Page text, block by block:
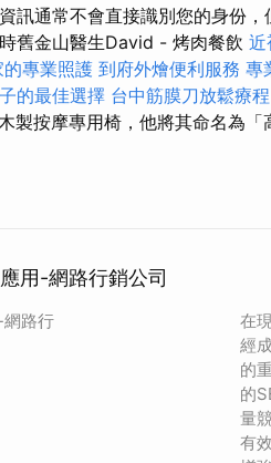
訊通常不會直接識別您的身份
舊金山醫生David - 烤肉餐飲 近
專業照護 到府外燴便利服務 專
的最佳選擇 台中筋膜刀放鬆療程
製按摩專用椅，他將其命名為
用-網路行銷公司
網路行
在
經
的
的
量
有